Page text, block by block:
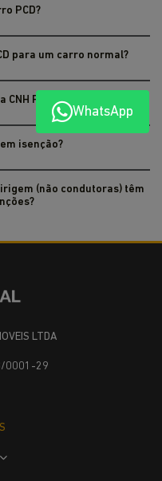
PCD?
para um carro normal?
CNH PCD?
isenção?
(não condutoras) têm
WhatsApp
LTDA
0001-29